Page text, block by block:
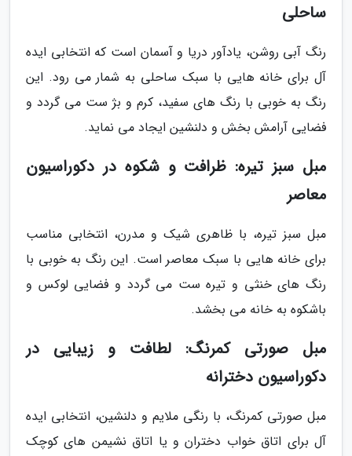
ساحلی
رنگ آبی روشن، یادآور دریا و آسمان است که انتخابی ایده
آل برای خانه هایی با سبک ساحلی به شمار می رود. این
رنگ به خوبی با رنگ های سفید، کرم و بژ ست می گردد و
فضایی آرامش بخش و دلنشین ایجاد می نماید.
مبل سبز تیره: ظرافت و شکوه در دکوراسیون
معاصر
مبل سبز تیره، با ظاهری شیک و مدرن، انتخابی مناسب
برای خانه هایی با سبک معاصر است. این رنگ به خوبی با
رنگ های خنثی و تیره ست می گردد و فضایی لوکس و
باشکوه به خانه می بخشد.
مبل صورتی کمرنگ: لطافت و زیبایی در
دکوراسیون دخترانه
مبل صورتی کمرنگ، با رنگی ملایم و دلنشین، انتخابی ایده
آل برای اتاق خواب دختران و یا اتاق نشیمن های کوچک